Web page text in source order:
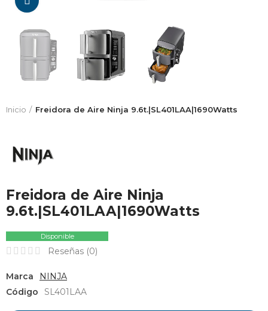
Inicio Freidora de Aire Ninja 9.6t.|SL401LAA|1690Watts
Freidora de Aire Ninja
9.6t.|SL401LAA|1690Watts
Disponible
Reseñas (0)
Marca
NINJA
Código
SL401LAA